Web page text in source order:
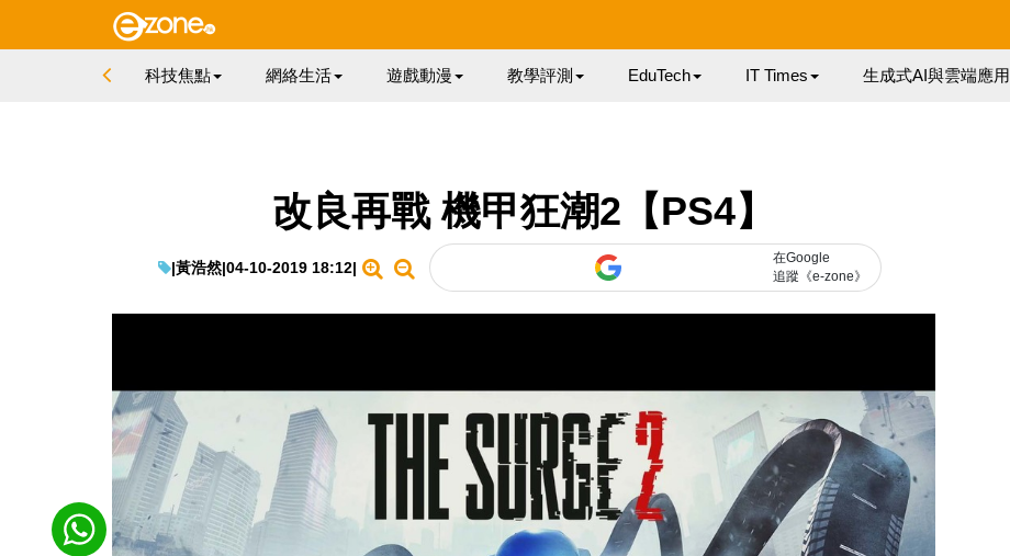
科技焦點 網絡生活 遊戲動漫 教學評測 EduTech IT Times 生成式AI與雲端應用
改良再戰 機甲狂潮2【PS4】
|黃浩然|04-10-2019 18:12|
在Google
追蹤《e-zone》